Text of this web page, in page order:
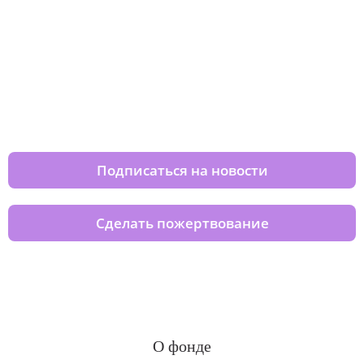
Подписаться на новости
Сделать пожертвование
О фонде